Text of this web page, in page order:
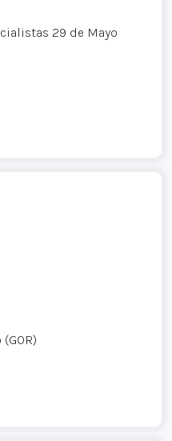
29 de Mayo